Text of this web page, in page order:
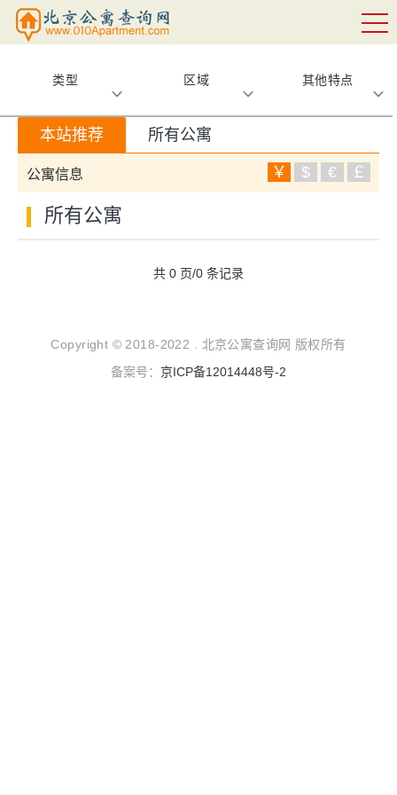
类型 区域 其他特点
本站推荐 所有公寓
公寓信息 ￥ $ € ￡
所有公寓
共 0 页/0 条记录
Copyright © 2018-2022 . 北京公寓查询网 版权所有
备案号： 京ICP备12014448号-2